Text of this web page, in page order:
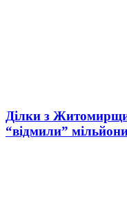
Ділки з
“відмили”